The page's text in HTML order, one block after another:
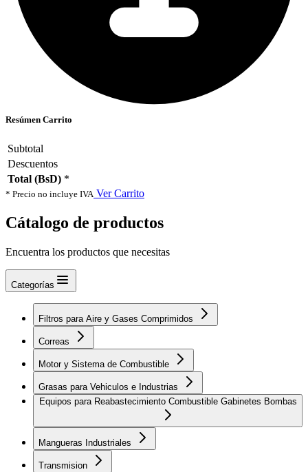
Resúmen Carrito
Subtotal
Descuentos
Total (BsD) *
* Precio no incluye IVA Ver Carrito
Cátalogo de productos
Encuentra los productos que necesitas
Categorías
Filtros para Aire y Gases Comprimidos
Correas
Motor y Sistema de Combustible
Grasas para Vehiculos e Industrias
Equipos para Reabastecimiento Combustible Gabinetes Bombas
Mangueras Industriales
Transmision